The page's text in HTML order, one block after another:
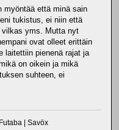
myöntää että minä sain
tukistus, ei niin että
vilkas yms. Mutta nyt
ovat olleet erittäin
laitettiin pienenä rajat ja
on oikein ja mikä
suhteen, ei
| Savöx